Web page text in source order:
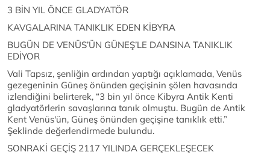
3 BİN YIL ÖNCE GLADYATÖR
KAVGALARINA TANIKLIK EDEN KİBYRA
BUGÜN DE VENÜS’ÜN GÜNEŞ’LE DANSINA TANIKLIK
EDİYOR
Vali Tapsız, şenliğin ardından yaptığı açıklamada, Venüs
gezegeninin Güneş önünden geçişinin şölen havasında
izlendiğini belirterek, “3 bin yıl önce Kibyra Antik Kenti
gladyatörlerin savaşlarına tanık olmuştu. Bugün de Antik
Kent Venüs'ün, Güneş önünden geçişine tanıklık etti.”
Şeklinde değerlendirmede bulundu.
SONRAKİ GEÇİŞ 2117 YILINDA GERÇEKLEŞECEK